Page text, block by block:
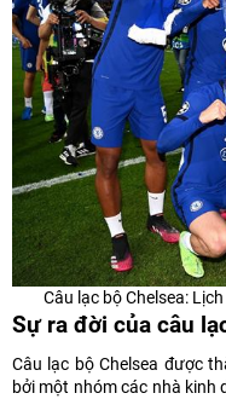
Câu lạc bộ Chelsea:
Sự ra đời của câu
Câu lạc bộ Chelsea được
bởi một nhóm các nhà kinh